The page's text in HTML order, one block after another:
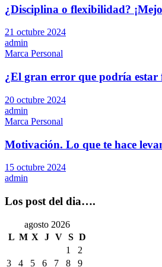
¿Disciplina o flexibilidad?
21 octubre 2024
admin
Marca Personal
¿El gran error que podría
20 octubre 2024
admin
Marca Personal
Motivación. Lo que te hace
15 octubre 2024
admin
Los post del dia….
agosto 2026
L M X J V S D
1
2
3
4 5 6 7 8 9